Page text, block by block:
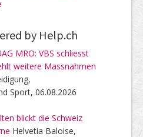
by Help.ch
MRO: VBS schliesst
weitere Massnahmen
Sport, 06.08.2026
blickt die Schweiz
Helvetia Baloise,